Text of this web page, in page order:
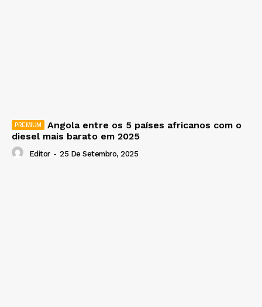
Angola entre os 5 países africanos com o
diesel mais barato em 2025
Editor - 25 De Setembro, 2025